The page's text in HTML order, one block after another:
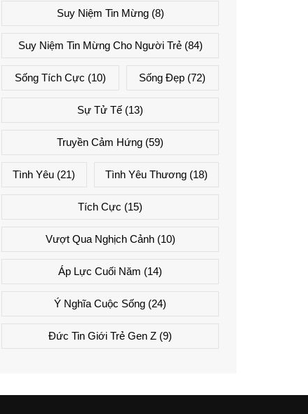
Suy Niệm Tin Mừng(8)
Suy Niệm Tin Mừng Cho Người Trẻ(84)
Sống Tích Cực (10) Sống Đẹp (72)
Sự Tử Tế (13)
Truyền Cảm Hứng (59)
Tình Yêu (21) Tình Yêu Thương(18)
Tích Cực (15)
Vượt Qua Nghịch Cảnh(10)
Áp Lực Cuối Năm (14)
Ý Nghĩa Cuộc Sống (24)
Đức Tin Giới Trẻ Gen Z (9)